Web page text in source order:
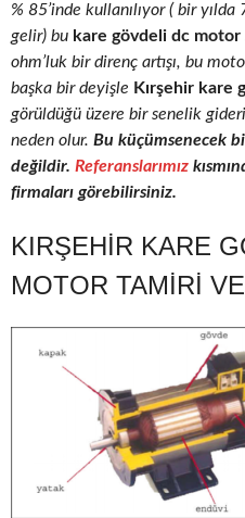
% 85’inde kullanılıyor ( bir
gelir) bu kare gövdeli dc motor
ohm’luk bir direnç artışı, bu
başka bir deyişle Kırşehir kare
görüldüğü üzere bir senelik
neden olur. Bu küçümsenecek
değildir. Referanslarımız
firmaları görebilirsiniz.
KIRŞEHIR KARE
MOTOR TAMIRI